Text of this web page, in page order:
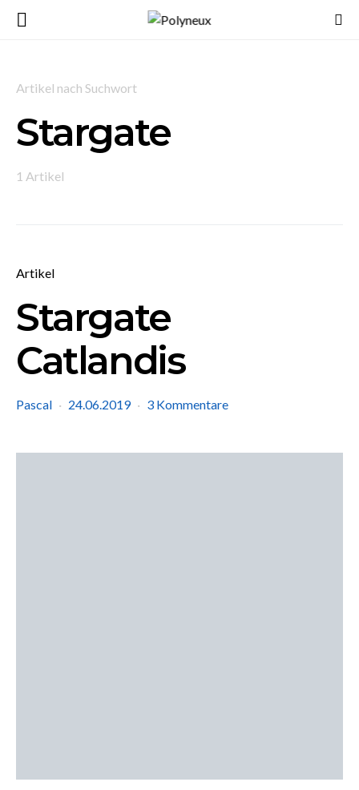
Artikel nach Suchwort
Stargate
1 Artikel
Artikel
Stargate
Catlandis
Pascal 24.06.2019 3 Kommentare